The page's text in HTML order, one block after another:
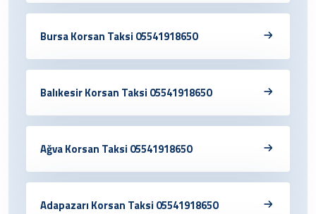
Bursa Korsan Taksi 05541918650
Balıkesir Korsan Taksi 05541918650
Ağva Korsan Taksi 05541918650
Adapazarı Korsan Taksi 05541918650